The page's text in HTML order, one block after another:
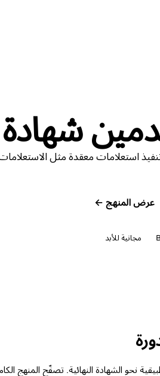
شهادة
استعلامات معقدة مثل
عرض المنهج ←
مجانية للأبد
نحو الشهادة النهائية. تصفّح المنهج